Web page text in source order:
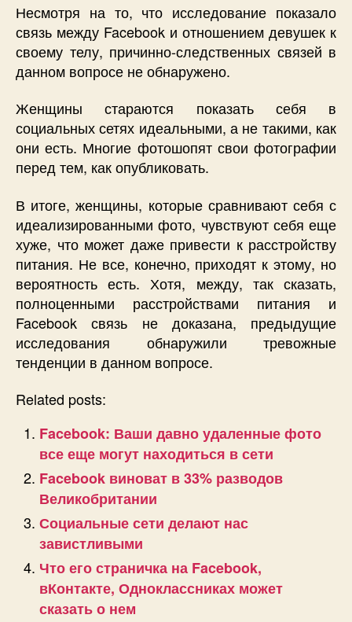
Несмотря на то, что исследование показало
связь между Facebook и отношением девушек к
своему телу, причинно-следственных связей в
данном вопросе не обнаружено.
Женщины стараются показать себя в
социальных сетях идеальными, а не такими, как
они есть. Многие фотошопят свои фотографии
перед тем, как опубликовать.
В итоге, женщины, которые сравнивают себя с
идеализированными фото, чувствуют себя еще
хуже, что может даже привести к расстройству
питания. Не все, конечно, приходят к этому, но
вероятность есть. Хотя, между, так сказать,
полноценными расстройствами питания и
Facebook связь не доказана, предыдущие
исследования обнаружили тревожные
тенденции в данном вопросе.
Related posts:
Facebook: Ваши давно удаленные фото
все еще могут находиться в сети
Facebook виноват в 33% разводов
Великобритании
Социальные сети делают нас
завистливыми
Что его страничка на Facebook,
вКонтакте, Одноклассниках может
сказать о нем